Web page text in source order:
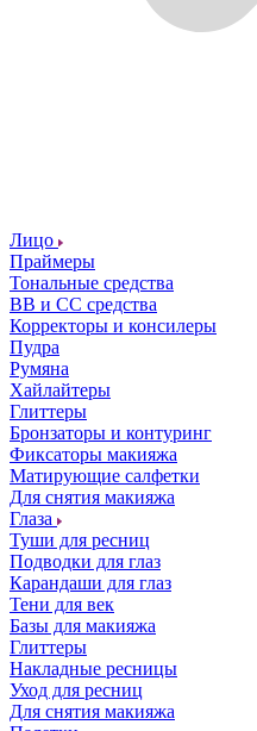
Лицо
Праймеры
Тональные средства
ВВ и СС средства
Корректоры и консилеры
Пудра
Румяна
Хайлайтеры
Глиттеры
Бронзаторы и контуринг
Фиксаторы макияжа
Матирующие салфетки
Для снятия макияжа
Глаза
Туши для ресниц
Подводки для глаз
Карандаши для глаз
Тени для век
Базы для макияжа
Глиттеры
Накладные ресницы
Уход для ресниц
Для снятия макияжа